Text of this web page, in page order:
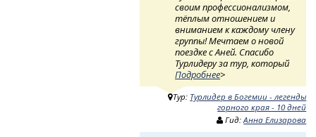
своим профессионализмом,
тёплым отношением и
вниманием к каждому члену
группы! Мечтаем о новой
поездке с Аней. Спасибо
Турлидеру за тур, который
Подробнее>
Тур: Турлидер в Богемии - легенды
горного края - 10 дней
Гид:Анна Елизарова